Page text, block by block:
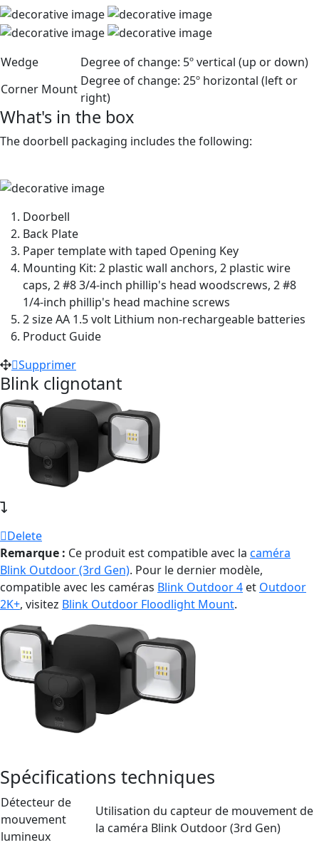
Wedge Degree of change: 5º vertical (up or down)
Corner Mount
Degree of change: 25º horizontal (left or
right)
What's in the box
The doorbell packaging includes the following:
Doorbell
Back Plate
Paper template with taped Opening Key
Mounting Kit: 2 plastic wall anchors, 2 plastic wire
caps, 2 #8 3/4-inch phillip's head woodscrews, 2 #8
1/4-inch phillip's head machine screws
2 size AA 1.5 volt Lithium non-rechargeable batteries
Product Guide
Supprimer
Blink clignotant
Delete
Remarque : Ce produit est compatible avec la caméra
Blink Outdoor (3rd Gen). Pour le dernier modèle,
compatible avec les caméras Blink Outdoor 4 et Outdoor
2K+, visitez Blink Outdoor Floodlight Mount.
Spécifications techniques
Détecteur de
mouvement
lumineux
Utilisation du capteur de mouvement de
la caméra Blink Outdoor (3rd Gen)